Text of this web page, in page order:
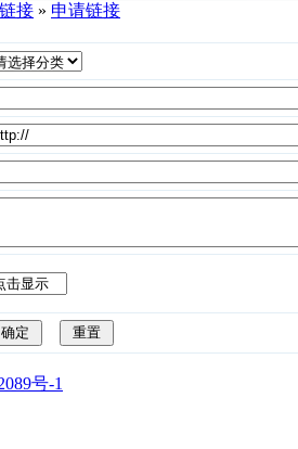
接 » 申请链接
号-1